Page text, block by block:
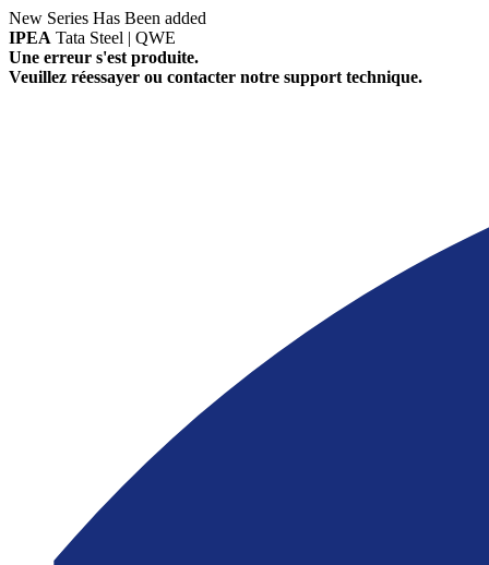
New Series Has Been added
IPEA Tata Steel | QWE
Une erreur s'est produite.
Veuillez réessayer ou contacter notre support technique.